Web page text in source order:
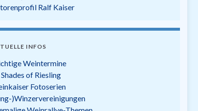
Ralf Kaiser
INFOS
Weintermine
of Riesling
Fotoserien
)Winzervereinigungen